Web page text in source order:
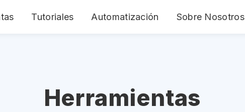
Tutoriales Automatización Sobre Nosotros
Herramientas